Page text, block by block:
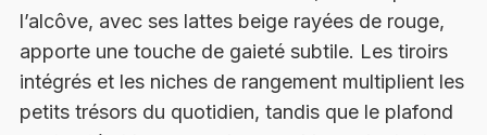
l’alcôve, avec ses lattes beige rayées de rouge,
apporte une touche de gaieté subtile. Les tiroirs
intégrés et les niches de rangement multiplient les
petits trésors du quotidien, tandis que le plafond